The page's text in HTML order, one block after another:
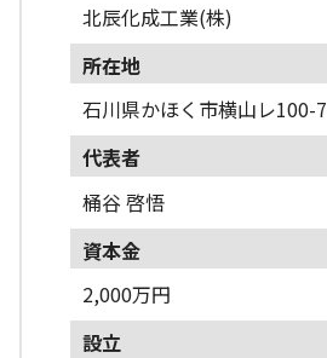
北辰化成工業(株)
所在地
石川県かほく市横山レ100-7
代表者
桶谷 啓悟
資本金
2,000万円
設立